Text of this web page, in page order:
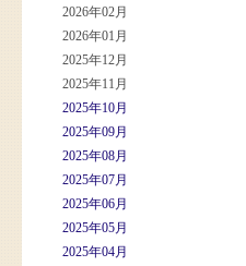
2026年02月
2026年01月
2025年12月
2025年11月
2025年10月
2025年09月
2025年08月
2025年07月
2025年06月
2025年05月
2025年04月